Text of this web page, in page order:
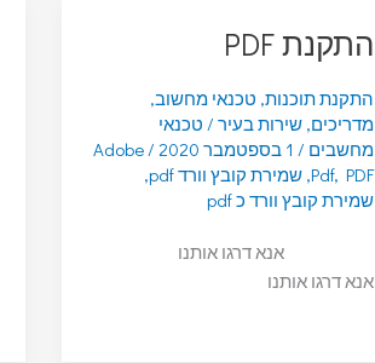
התקנת PDF
התקנת תוכנות, טכנאי מחשוב,
מדריכים,שירות בעיר / טכנאי
מחשבים / 1 בספטמבר 2020 /
Adobe
Pdf, PDF
,שמירת קובץ וורד pdf
,
שמירת קובץ וורד כ pdf
אנא דרגו אותנו
אנא דרגו אותנו